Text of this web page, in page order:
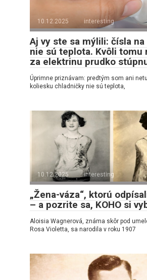
10.12.2025 interesting
Aj vy ste sa mýlili: čísla
nie sú teplota. Kvôli tomu
za elektrinu prudko
Úprimne priznávam: predtým som ani
koliesku chladničky nie sú teplota,
10.12.2025 interesting
„Žena-váza“, ktorú
– a pozrite sa, KOHO si
Aloisia Wagnerová, známa skôr pod
Rosa Violetta, sa narodila v roku 1907